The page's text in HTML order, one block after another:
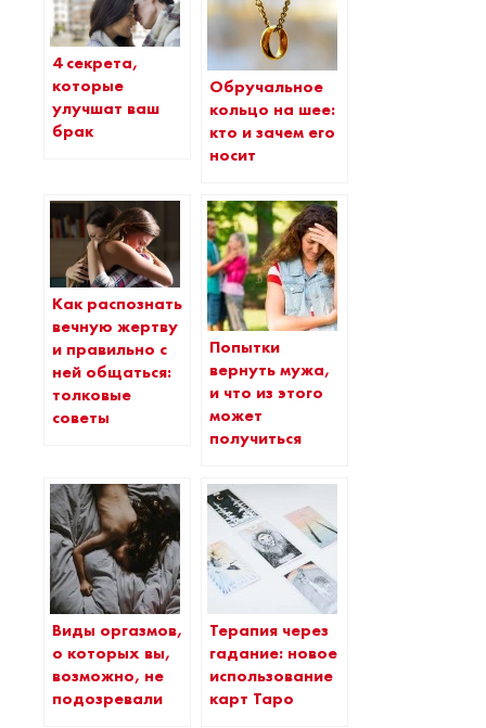
4 секрета,
которые
улучшат ваш
брак
Обручальное
кольцо на шее:
кто и зачем его
носит
Как распознать
вечную жертву
и правильно с
ней общаться:
толковые
советы
Попытки
вернуть мужа,
и что из этого
может
получиться
Виды оргазмов,
о которых вы,
возможно, не
подозревали
Терапия через
гадание: новое
использование
карт Таро